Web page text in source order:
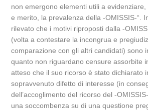
non emergono elementi utili a
e merito, la prevalenza della -OMISSIS-“.
rilevato che i motivi riproposti dalla -
(volta a contestare la incongrua e
comparazione con gli altri candidati) sono
quanto non riguardano censure assorbite
atteso che il suo ricorso è stato dichiarato
sopravvenuto difetto di interesse (in
dell’accoglimento del ricorso del -
una soccombenza su di una questione